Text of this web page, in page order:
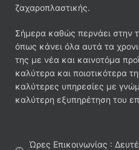
ζαχαροπλαστικής.
Σήμερα καθώς περνάει στην
όπως κάνει όλα αυτά τα
της με νέα και καινοτόμα
καλύτερα και ποιοτικότερα
καλύτερες υπηρεσίες με
καλύτερη εξυπηρέτηση του
Ώρες Επικοινωνίας :